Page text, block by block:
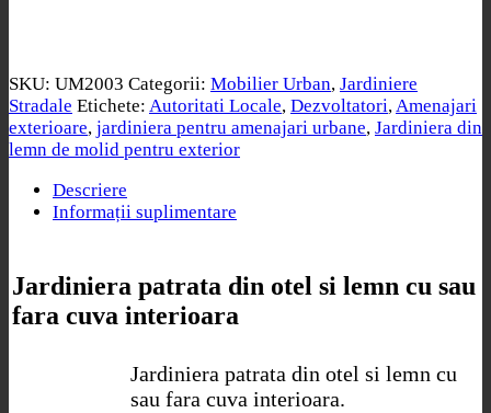
SKU: UM2003 Categorii: Mobilier Urban, Jardiniere
Stradale Etichete: Autoritati Locale, Dezvoltatori,Amenajari
exterioare, jardiniera pentru amenajari urbane, Jardiniera din
lemn de molid pentru exterior
Descriere
Informații suplimentare
Jardiniera patrata din otel si lemn cu sau
fara cuva interioara
Jardiniera patrata din otel si lemn cu
sau fara cuva interioara.